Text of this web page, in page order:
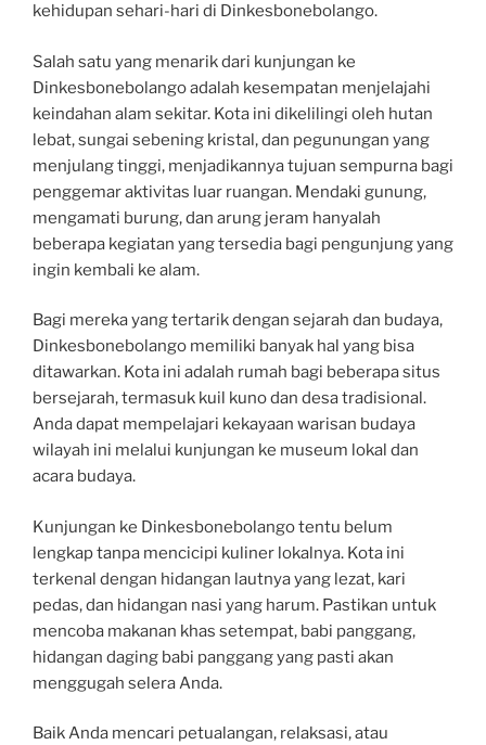
kehidupan sehari-hari di Dinkesbonebolango.
Salah satu yang menarik dari kunjungan ke
Dinkesbonebolango adalah kesempatan menjelajahi
keindahan alam sekitar. Kota ini dikelilingi oleh hutan
lebat, sungai sebening kristal, dan pegunungan yang
menjulang tinggi, menjadikannya tujuan sempurna bagi
penggemar aktivitas luar ruangan. Mendaki gunung,
mengamati burung, dan arung jeram hanyalah
beberapa kegiatan yang tersedia bagi pengunjung yang
ingin kembali ke alam.
Bagi mereka yang tertarik dengan sejarah dan budaya,
Dinkesbonebolango memiliki banyak hal yang bisa
ditawarkan. Kota ini adalah rumah bagi beberapa situs
bersejarah, termasuk kuil kuno dan desa tradisional.
Anda dapat mempelajari kekayaan warisan budaya
wilayah ini melalui kunjungan ke museum lokal dan
acara budaya.
Kunjungan ke Dinkesbonebolango tentu belum
lengkap tanpa mencicipi kuliner lokalnya. Kota ini
terkenal dengan hidangan lautnya yang lezat, kari
pedas, dan hidangan nasi yang harum. Pastikan untuk
mencoba makanan khas setempat, babi panggang,
hidangan daging babi panggang yang pasti akan
menggugah selera Anda.
Baik Anda mencari petualangan, relaksasi, atau